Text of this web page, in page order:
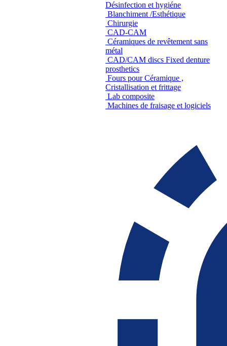
Désinfection et hygiéne
Blanchiment /Esthétique
Chirurgie
CAD-CAM
Céramiques de revêtement sans
métal
CAD/CAM discs Fixed denture
prosthetics
Fours pour Céramique ,
Cristallisation et frittage
Lab composite
Machines de fraisage et logiciels